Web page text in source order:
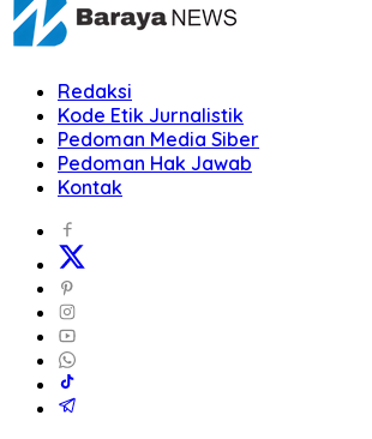
Redaksi
Kode Etik Jurnalistik
Pedoman Media Siber
Pedoman Hak Jawab
Kontak